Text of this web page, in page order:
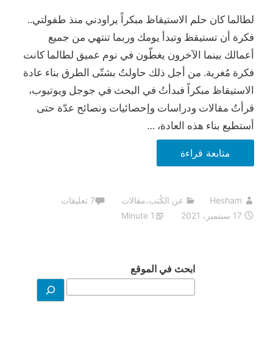
لطالما كان حلم الاستيقاظ مبكراً يراودني منذ طفولتي..
فكرة أن تستيقظ وتبدأ يومك وربما تنتهي من جميع
أعمالك بينما الآخرون يغطّون في نوم عميق لطالما كانت
فكرة مُغرية. من أجل ذلك حاولتُ بشتّى الطرق بناء عادة
الاستيقاظ مبكراً فبدأتُ في البحث في جوجل ويوتيوب،
قرأتُ مقالات ودراسات وإحصائيات ونصائح عدّة حتى
أستطيع بناء هذه العادة، …
متابعة قراءة
الأكثر
أحياناً
تكون
الخامسة
Hesham عن الكُتب،مقالات
7 تعليقات
17 سبتمبر، 2021
1 Minute
ابحث في الموقع